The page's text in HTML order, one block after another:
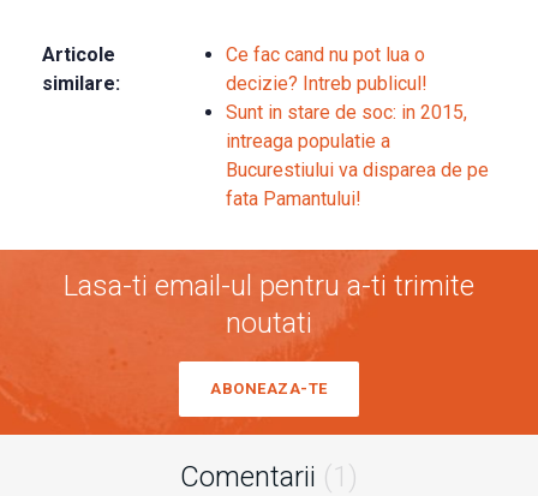
Articole
similare:
Ce fac cand nu pot lua o
decizie? Intreb publicul!
Sunt in stare de soc: in 2015,
intreaga populatie a
Bucurestiului va disparea de pe
fata Pamantului!
Lasa-ti email-ul pentru a-ti trimite
noutati
ABONEAZA-TE
Comentarii (1)